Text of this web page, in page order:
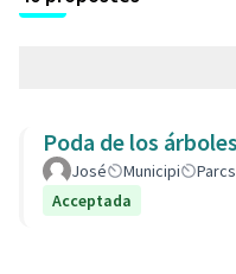
Poda de los
José Municipi
Acceptada